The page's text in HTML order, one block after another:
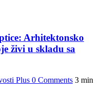
Arhitektonsko
živi u skladu sa
Plus 0 Comments 3 min